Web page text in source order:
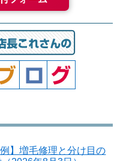
】増毛修理と分け目の